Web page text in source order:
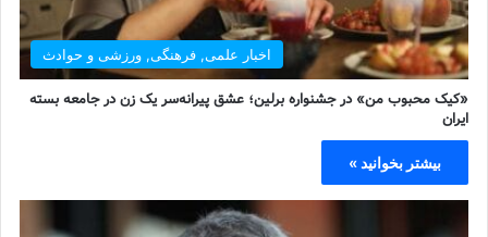
اخبار علمی, فرهنگی, ورزشی و حوادث
«کیک محبوب من» در جشنواره برلین؛ عشق پیرانه‌سر یک زن در جامعه بسته
ایران
بیشتر بخوانید »